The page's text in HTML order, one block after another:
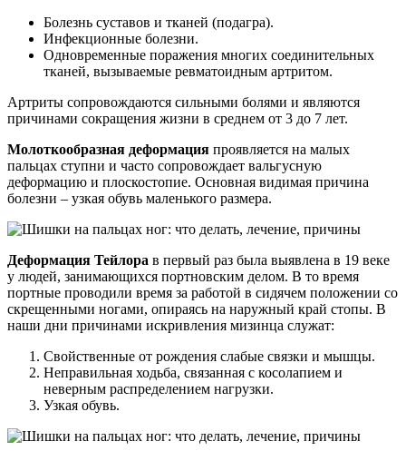
Болезнь суставов и тканей (подагра).
Инфекционные болезни.
Одновременные поражения многих соединительных
тканей, вызываемые ревматоидным артритом.
Артриты сопровождаются сильными болями и являются
причинами сокращения жизни в среднем от 3 до 7 лет.
Молоткообразная деформация проявляется на малых
пальцах ступни и часто сопровождает вальгусную
деформацию и плоскостопие. Основная видимая причина
болезни – узкая обувь маленького размера.
Деформация Тейлора в первый раз была выявлена в 19 веке
у людей, занимающихся портновским делом. В то время
портные проводили время за работой в сидячем положении со
скрещенными ногами, опираясь на наружный край стопы. В
наши дни причинами искривления мизинца служат:
Свойственные от рождения слабые связки и мышцы.
Неправильная ходьба, связанная с косолапием и
неверным распределением нагрузки.
Узкая обувь.